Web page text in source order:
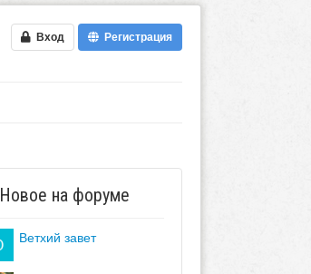
Вход Регистрация
Новое на форуме
ветхий завет